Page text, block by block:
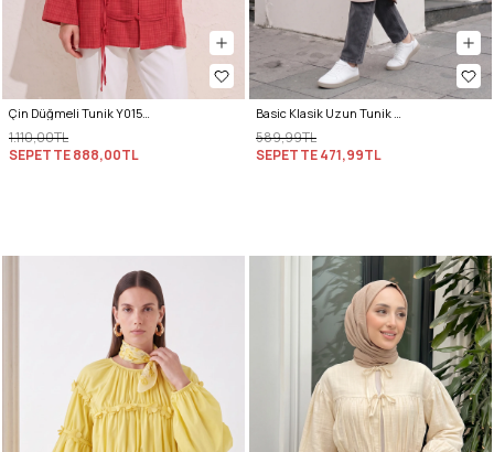
Çin Düğmeli Tunik Y0158 - KIRMIZI
1.110,00TL
SEPETTE888,00TL
Basic Klasik Uzun Tunik 4061 - TAŞ RENGİ
589,99TL
SEPETTE471,99TL